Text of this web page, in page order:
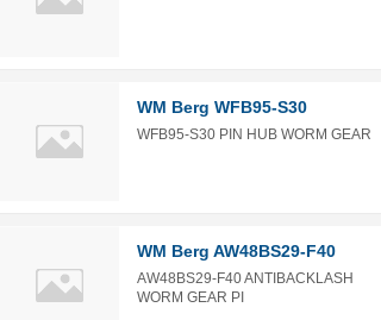
WM Berg WFB95-S30
WFB95-S30 PIN HUB WORM GEAR
WM Berg AW48BS29-F40
AW48BS29-F40 ANTIBACKLASH
WORM GEAR PI